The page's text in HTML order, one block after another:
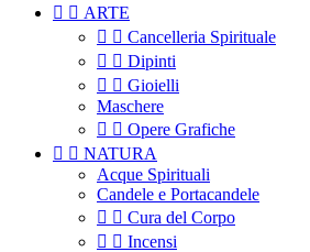
  ARTE
  Cancelleria Spirituale
  Dipinti
  Gioielli
Maschere
  Opere Grafiche
  NATURA
Acque Spirituali
Candele e Portacandele
  Cura del Corpo
  Incensi